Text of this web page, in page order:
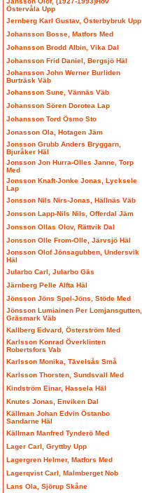
Östervåla Upp
Jernberg Karl Gustav, Österbybruk Upp
Johansson Bosse, Matfors Med
Johansson Brodd Albin, Vika Dal
Johansson Frid Daniel, Bergsjö Häl
Johansson John Werner Burliden
Burträsk Väb
Johansson Sune, Vännäs Väb
Johansson Sören Dorotea Lap
Johansson Tord Ösmo Sto
Jonasson Ola, Hotagen Jäm
Jonsson Grubb Anders Bryggarn,
Bjuråker Häl
Jonsson Jon Hurra-Olles Janne, Torp
Med
Jonsson Knaft-Jonke Jonas, Lycksele
Lap
Jonsson Nils Nirs-Jonas, Hällnäs Väb
Jonsson Lapp-Nils Nils, Offerdal Jäm
Jonsson Ollas Olov, Rättvik Dal
Jonsson Olle From-Olle, Järvsjö Häl
Jonsson Olof Jönsagubben, Undersvik
Häl
Jularbo Carl, Jularbo Gäs
Järnberg Pelle Alfta Häl
Jönsson Jöns Spel-Jöns, Stöde Med
Jönsson Lumiainen Per Lomjansgutten,
Gräsmark Väb
Kallberg Edvard, Österström Med
Karlsson Konrad Överklinten
Robertsfors Vab
Karlsson Monika, Tävelsås Små
Karlsson Thorsten, Sundsvall Med
Kindström Einar, Hassela Häl
Knutes Jonas, Enviken Dal
Källman Johan Edvin Östanbo
Sandarne Häl
Källman Manfred Tynderö Med
Lager Carl, Gryttby Upp
Lagergren Helmer, Matfors Med
Lagerqvist Carl, Malmberget Nob
Lans Ola, Sjörup Skåne